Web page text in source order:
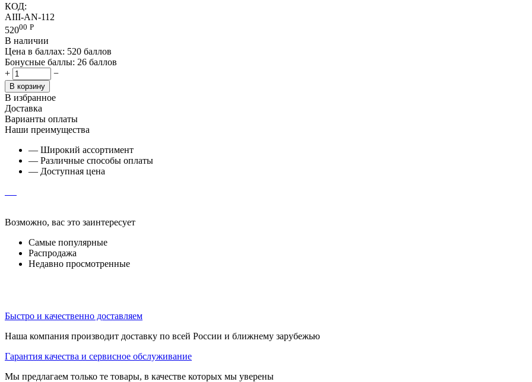
КОД:
AIII-AN-112
52000 Р
В наличии
Цена в баллах: 520 баллов
Бонусные баллы: 26 баллов
+
−
В корзину
В избранное
Доставка
Варианты оплаты
Наши преимущества
— Широкий ассортимент
— Различные способы оплаты
— Доступная цена
Возможно, вас это заинтересует
Самые популярные
Распродажа
Недавно просмотренные
Быстро и качественно доставляем
Наша компания производит доставку по всей России и ближнему зарубежью
Гарантия качества и сервисное обслуживание
Мы предлагаем только те товары, в качестве которых мы уверены